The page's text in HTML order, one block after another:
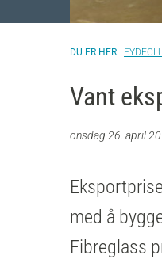
Vant
onsdag 26. april
med å
Fibreglass